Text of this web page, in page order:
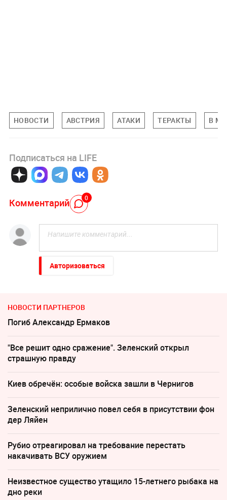
НОВОСТИ АВСТРИЯ АТАКИ ТЕРАКТЫ В
Подписаться на LIFE
Комментарий 0
Авторизоваться
НОВОСТИ ПАРТНЕРОВ
Погиб Александр Ермаков
"Все решит одно сражение". Зеленский открыл
страшную правду
Киев обречён: особые войска зашли в Чернигов
Зеленский неприлично повел cебя в присутствии фон
дер Ляйен
Рубио отреагировал на требование перестать
накачивать ВСУ оружием
Неизвестное существо утащило 15-летнего рыбака на
дно реки